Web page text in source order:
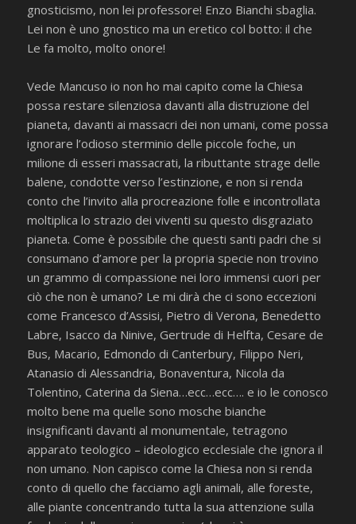
gnosticismo, non lei professore! Enzo Bianchi sbaglia.
Lei non è uno gnostico ma un eretico col botto: il che
Le fa molto, molto onore!
Vede Mancuso io non ho mai capito come la Chiesa
possa restare silenziosa davanti alla distruzione del
pianeta, davanti ai massacri dei non umani, come possa
ignorare l’odioso sterminio delle piccole foche, un
milione di esseri massacrati, la ributtante strage delle
balene, condotte verso l’estinzione, e non si renda
conto che l’invito alla procreazione folle e incontrollata
moltiplica lo strazio dei viventi su questo disgraziato
pianeta. Come è possibile che questi santi padri che si
consumano d’amore per la propria specie non trovino
un grammo di compassione nei loro immensi cuori per
ciò che non è umano? Le mi dirà che ci sono eccezioni
come Francesco d’Assisi, Pietro di Verona, Benedetto
Labre, Isacco da Ninive, Gertrude di Helfta, Cesare de
Bus, Macario, Edmondo di Canterbury, Filippo Neri,
Atanasio di Alessandria, Bonaventura, Nicola da
Tolentino, Caterina da Siena…ecc…ecc…. e io le conosco
molto bene ma quelle sono mosche bianche
insignificanti davanti al monumentale, tetragono
apparato teologico – ideologico ecclesiale che ignora il
non umano. Non capisco come la Chiesa non si renda
conto di quello che facciamo agli animali, alle foreste,
alle piante concentrando tutta la sua attenzione sulla